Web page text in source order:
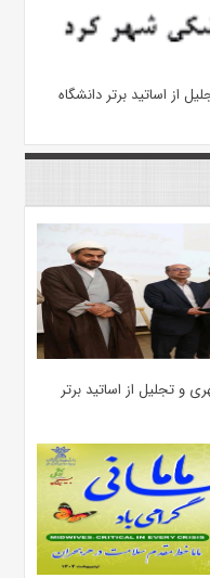
از اساتید برتر دانشگاه
و تجلیل از اساتید برتر